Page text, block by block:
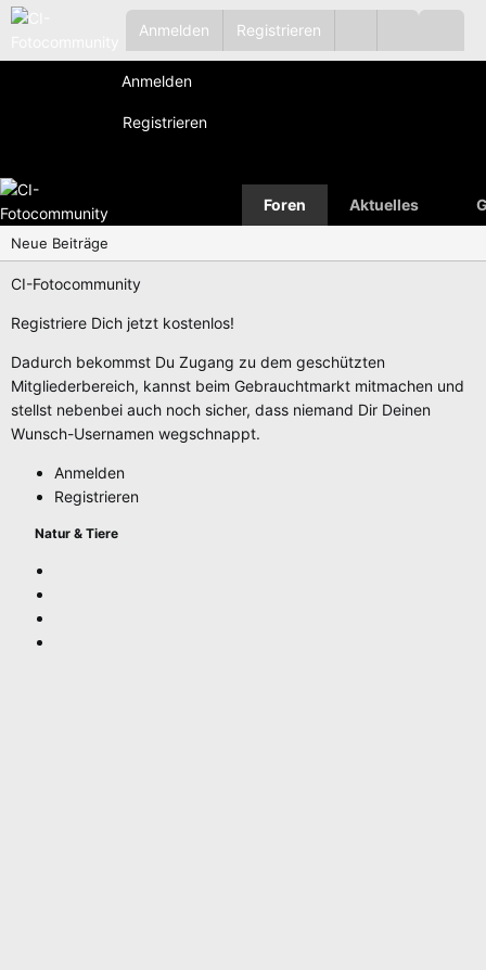
Anmelden Registrieren
Anmelden
Registrieren
Foren Aktuelles
Neue Beiträge
CI-Fotocommunity
Registriere Dich jetzt kostenlos!
Dadurch bekommst Du Zugang zu dem geschützten
Mitgliederbereich, kannst beim Gebrauchtmarkt mitmachen und
stellst nebenbei auch noch sicher, dass niemand Dir Deinen
Wunsch-Usernamen wegschnappt.
Anmelden
Registrieren
Natur & Tiere